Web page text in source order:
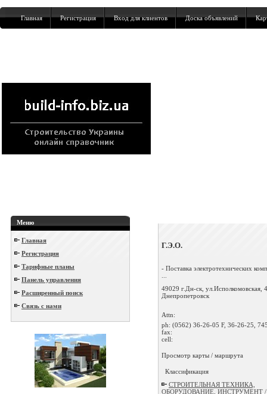
Главная Регистрация Вход для клиентов Доска объявлений
Меню
Главная
Регистрация
Тарифные планы
Панель управления
Расширенный поиск
Связь с нами
Г.Э.О.
- Поставка электротехнических
49029 г.Дн-ск, ул.Исполкомовская,
Днепропетровск
Attn:
ph: (0562) 36-26-05 F, 36-26-25,
fax:
cell:
Просмотр карты / маршрута
Классификация
СТРОИТЕЛЬНАЯ ТЕХНИКА,
ОБОРУДОВАНИЕ, ИНСТРУМЕНТ /